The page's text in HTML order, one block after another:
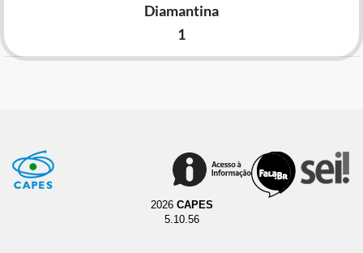
Diamantina
1
2026 CAPES
5.10.56